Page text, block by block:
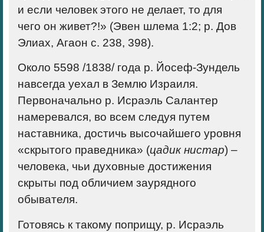
и если человек этого не делает, то для
чего он живет?!» (Эвен шлема 1:2; р. Дов
Элиах, Агаон с. 238, 398).
Около 5598 /1838/ года р. Йосеф-Зундель
навсегда уехал в Землю Израиля.
Первоначально р. Исраэль Салантер
намеревался, во всем следуя путем
наставника, достичь высочайшего уровня
«скрытого праведника» (цадик нистар) –
человека, чьи духовные достижения
скрыты под обличием заурядного
обывателя.
Готовясь к такому поприщу, р. Исраэль